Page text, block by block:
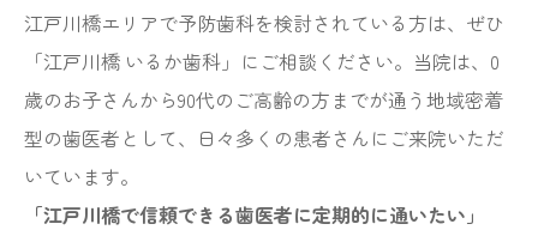
江戸川橋エリアで予防歯科を検討されている方は、ぜひ
「江戸川橋 いるか歯科」にご相談ください。当院は、0
歳のお子さんから90代のご高齢の方までが通う地域密着
型の歯医者として、日々多くの患者さんにご来院いただ
いています。
「江戸川橋で信頼できる歯医者に定期的に通いたい」